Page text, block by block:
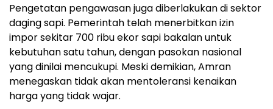
Pengetatan pengawasan juga diberlakukan di sektor
daging sapi. Pemerintah telah menerbitkan izin
impor sekitar 700 ribu ekor sapi bakalan untuk
kebutuhan satu tahun, dengan pasokan nasional
yang dinilai mencukupi. Meski demikian, Amran
menegaskan tidak akan mentoleransi kenaikan
harga yang tidak wajar.